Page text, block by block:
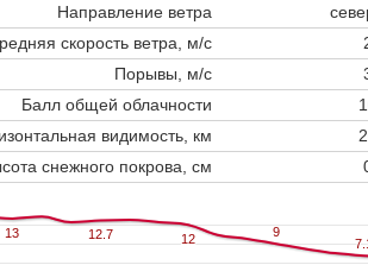
Направление ветра
скорость ветра, м/с
Порывы, м/с
Балл общей облачности
видимость, км
снежного покрова, см
13
13 12.7
12.7 12
12 9
9